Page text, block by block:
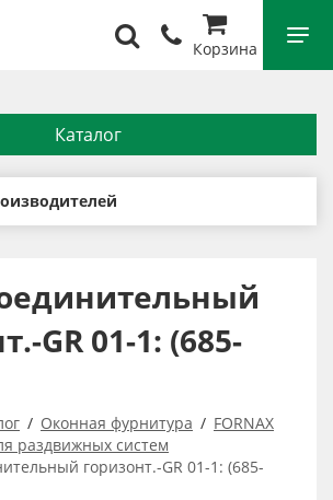
Корзина
Каталог
GR 01-1: (685-
Оконная фурнитура
FORNAX
раздвижных систем
горизонт.-GR 01-1: (685-